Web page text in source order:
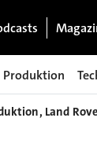
Produktion
Land